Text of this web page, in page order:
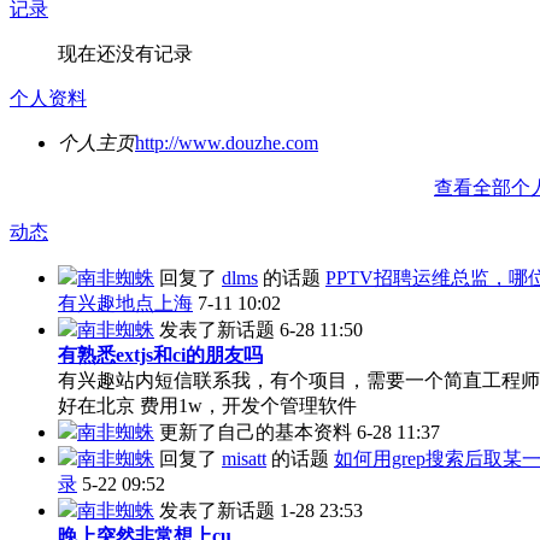
记录
现在还没有记录
个人资料
个人主页http://www.douzhe.com
查看全部个
动态
南非蜘蛛 回复了 dlms 的话题 PPTV招聘运维总监，哪
有兴趣地点上海 7-11 10:02
南非蜘蛛 发表了新话题 6-28 11:50
有熟悉extjs和ci的朋友吗
有兴趣站内短信联系我，有个项目，需要一个简直工程
好在北京 费用1w，开发个管理软件
南非蜘蛛 更新了自己的基本资料 6-28 11:37
南非蜘蛛 回复了 misatt 的话题 如何用grep搜索后取某
录 5-22 09:52
南非蜘蛛 发表了新话题 1-28 23:53
晚上突然非常想上cu